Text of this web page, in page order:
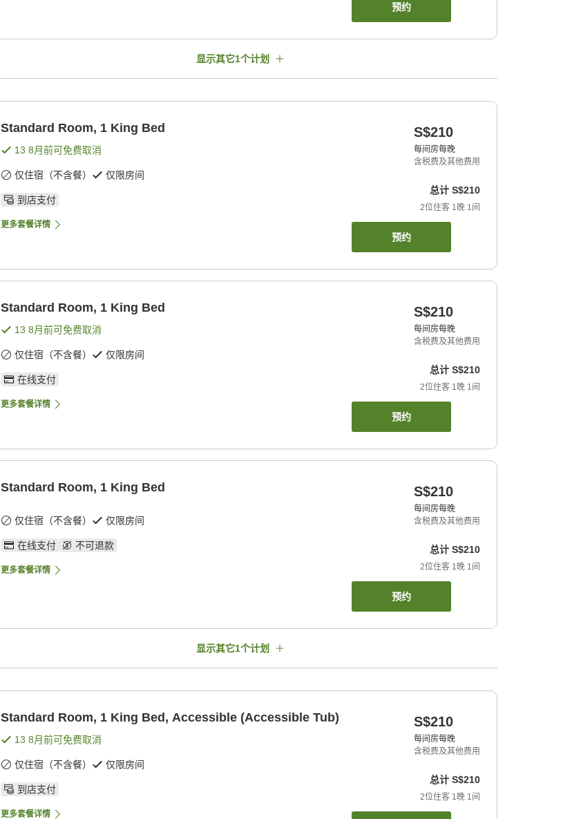
预约
显示其它1个计划
Standard Room, 1 King Bed
13 8月前可免费取消
仅住宿（不含餐） 仅限房间
到店支付
更多套餐详情
S$210
每间房每晚
含税费及其他费用
总计 S$210
2位住客 1晚 1间
预约
Standard Room, 1 King Bed
13 8月前可免费取消
仅住宿（不含餐） 仅限房间
在线支付
更多套餐详情
S$210
每间房每晚
含税费及其他费用
总计 S$210
2位住客 1晚 1间
预约
Standard Room, 1 King Bed
仅住宿（不含餐） 仅限房间
在线支付 不可退款
更多套餐详情
S$210
每间房每晚
含税费及其他费用
总计 S$210
2位住客 1晚 1间
预约
显示其它1个计划
Standard Room, 1 King Bed, Accessible (Accessible Tub)
13 8月前可免费取消
仅住宿（不含餐） 仅限房间
到店支付
更多套餐详情
S$210
每间房每晚
含税费及其他费用
总计 S$210
2位住客 1晚 1间